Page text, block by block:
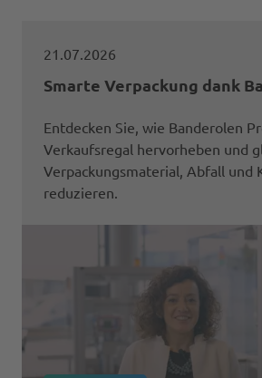
21.07.2026
Smarte Verpackung dank
Entdecken Sie, wie Banderolen
Verkaufsregal hervorheben und
Verpackungsmaterial, Abfall und
reduzieren.